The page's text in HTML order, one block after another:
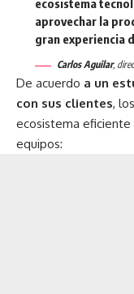
ecosistema
aprovechar la
gran experiencia
Carlos Aguilar,
De acuerdo a un
con sus clientes,
ecosistema eficiente
equipos: